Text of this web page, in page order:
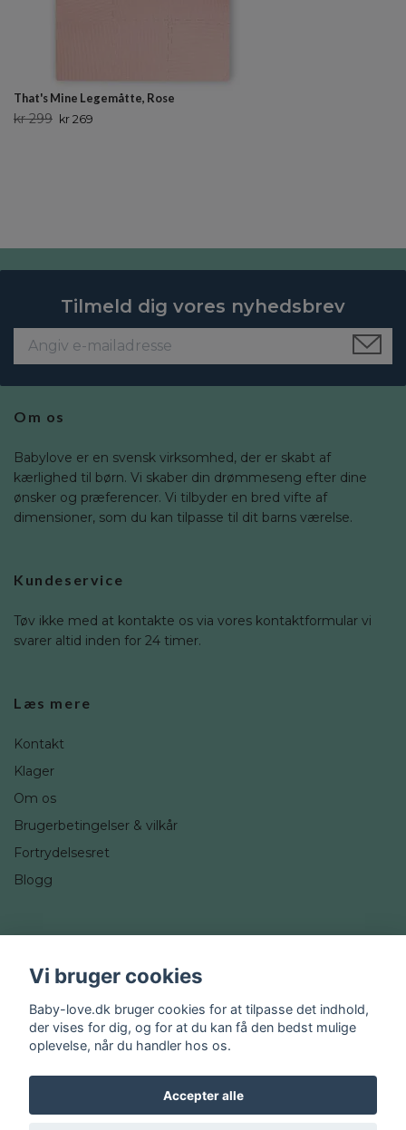
That's Mine Legemåtte, Rose
kr 299 kr 269
Tilmeld dig vores nyhedsbrev
Om os
Babylove er en svensk virksomhed, der er skabt af
kærlighed til børn. Vi skaber din drømmeseng efter dine
ønsker og præferencer. Vi tilbyder en bred vifte af
dimensioner, som du kan tilpasse til dit barns værelse.
Kundeservice
Tøv ikke med at kontakte os via vores kontaktformular vi
svarer altid inden for 24 timer.
Læs mere
Kontakt
Klager
Om os
Brugerbetingelser & vilkår
Fortrydelsesret
Blogg
Instagram
Vi bruger cookies
Baby-love.dk bruger cookies for at tilpasse det indhold,
der vises for dig, og for at du kan få den bedst mulige
oplevelse, når du handler hos os.
Accepter alle